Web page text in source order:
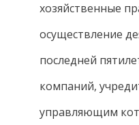
хозяйственные
осуществление
последней
компаний,
управляющим